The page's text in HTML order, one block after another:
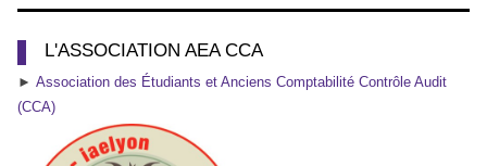
L'ASSOCIATION AEA CCA
► Association des Étudiants et Anciens Comptabilité Contrôle Audit
(CCA)